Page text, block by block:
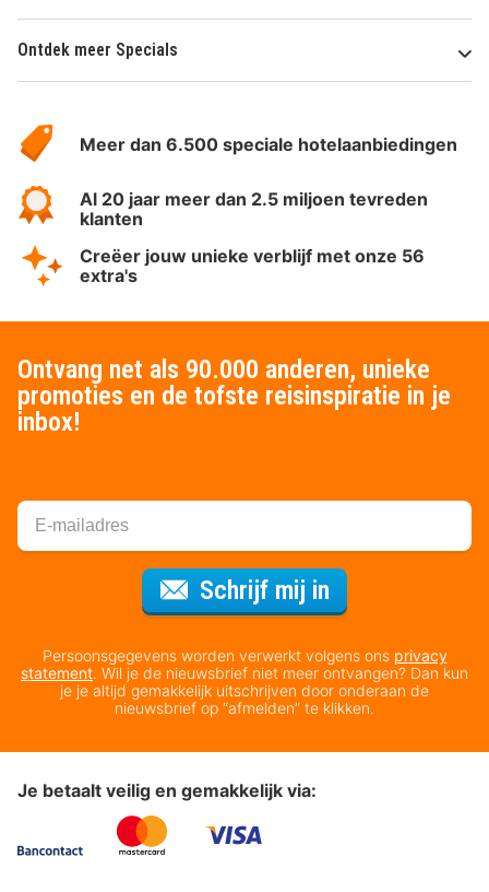
Ontdek meer Specials
HotelSpecials
Meer dan 6.500 speciale hotelaanbiedingen
Al 20 jaar meer dan 2.5 miljoen tevreden
klanten
Creëer jouw unieke verblijf met onze 56
extra's
Ontvang net als 90.000 anderen, unieke
promoties en de tofste reisinspiratie in je
inbox!
Schrijf mij in
Persoonsgegevens worden verwerkt volgens ons privacy
statement. Wil je de nieuwsbrief niet meer ontvangen? Dan kun
je je altijd gemakkelijk uitschrijven door onderaan de
nieuwsbrief op “afmelden” te klikken.
Je betaalt veilig en gemakkelijk via: